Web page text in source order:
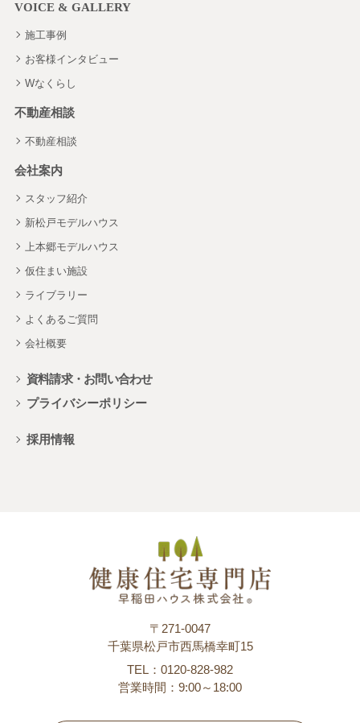
VOICE & GALLERY
施工事例
お客様インタビュー
Wなくらし
不動産相談
不動産相談
会社案内
スタッフ紹介
新松戸モデルハウス
上本郷モデルハウス
仮住まい施設
ライブラリー
よくあるご質問
会社概要
資料請求・お問い合わせ
プライバシーポリシー
採用情報
〒271-0047
千葉県松戸市西馬橋幸町15
TEL：0120-828-982
営業時間：9:00～18:00